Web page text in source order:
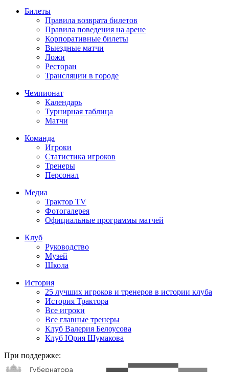
Билеты
Правила возврата билетов
Правила поведения на арене
Корпоративные билеты
Выездные матчи
Ложи
Ресторан
Трансляции в городе
Чемпионат
Календарь
Турнирная таблица
Матчи
Команда
Игроки
Статистика игроков
Тренеры
Персонал
Медиа
Трактор TV
Фотогалерея
Официальные программы матчей
Клуб
Руководство
Музей
Школа
История
25 лучших игроков и тренеров в истории клуба
История Трактора
Все игроки
Все главные тренеры
Клуб Валерия Белоусова
Клуб Юрия Шумакова
При поддержке: